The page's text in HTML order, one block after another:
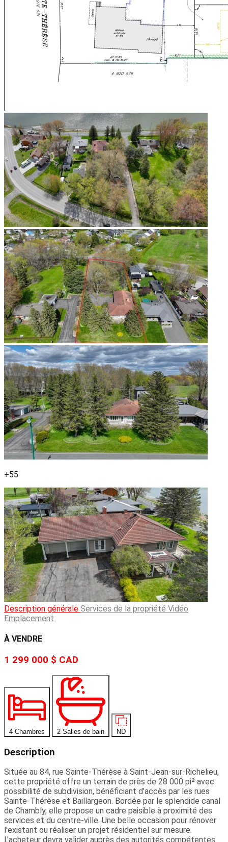
+55
Description générale Services de la propriété Vidéo
Emplacement
À VENDRE
1 299 000 $ CAD
4 Chambres 2 Salles de bain ND
Description
Située au 84, rue Sainte-Thérèse à Saint-Jean-sur-Richelieu,
cette propriété offre un terrain de près de 28 000 pi² avec
possibilité de subdivision, bénéficiant d'accès par les rues
Sainte-Thérèse et Baillargeon. Bordée par le splendide canal
de Chambly, elle propose un cadre paisible à proximité des
services et du centre-ville. Une belle occasion pour rénover
l'existant ou réaliser un projet résidentiel sur mesure.
L'acheteur devra valider auprès des autorités compétentes